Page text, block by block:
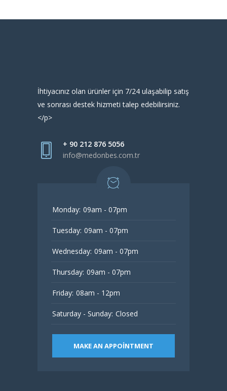
İhtiyacınız olan ürünler için 7/24 ulaşabilip satış
ve sonrası destek hizmeti talep edebilirsiniz.
</p>
+ 90 212 876 5056
info@medonbes.com.tr
Monday: 09am - 07pm
Tuesday: 09am - 07pm
Wednesday: 09am - 07pm
Thursday: 09am - 07pm
Friday: 08am - 12pm
Saturday - Sunday: Closed
MAKE AN APPOINTMENT